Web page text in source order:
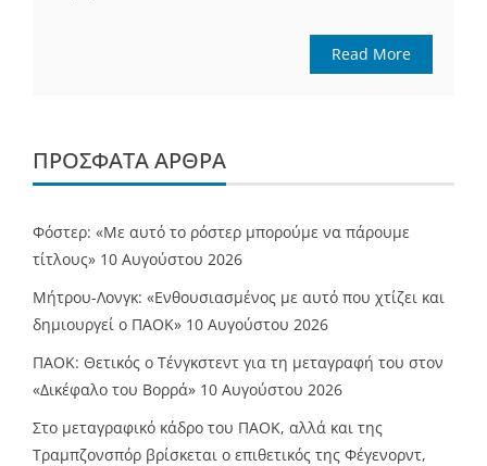
Read More
ΠΡΌΣΦΑΤΑ ΆΡΘΡΑ
Φόστερ: «Με αυτό το ρόστερ μπορούμε να πάρουμε
τίτλους» 10 Αυγούστου 2026
Μήτρου-Λονγκ: «Ενθουσιασμένος με αυτό που χτίζει και
δημιουργεί ο ΠΑΟΚ» 10 Αυγούστου 2026
ΠΑΟΚ: Θετικός ο Τένγκστεντ για τη μεταγραφή του στον
«Δικέφαλο του Βορρά» 10 Αυγούστου 2026
Στο μεταγραφικό κάδρο του ΠΑΟΚ, αλλά και της
Τραμπζονσπόρ βρίσκεται ο επιθετικός της Φέγενορντ,